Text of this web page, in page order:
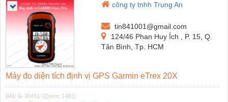
công ty tnhh Trung An
tin841001@gmail.com
124/46 Phan Huy Ích , P. 15, Q.
Tân Bình, Tp. HCM
Máy đo diện tích định vị GPS Garmin eTrex 20X
[Mã: G-30451-1] [xem: 1481]